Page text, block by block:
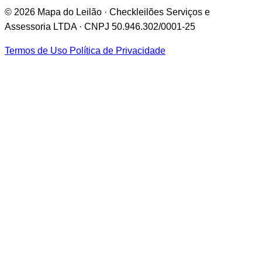
© 2026 Mapa do Leilão · Checkleilões Serviços e
Assessoria LTDA · CNPJ 50.946.302/0001-25
Termos de Uso Política de Privacidade